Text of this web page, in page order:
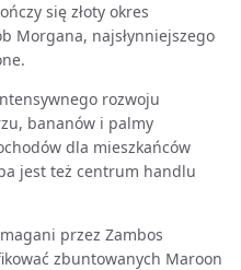
się złoty okres
Morgana, najsłynniejszego
rozwoju
bananów i palmy
dla mieszkańców
jest też centrum handlu
przez Zambos
zbuntowanych Maroon